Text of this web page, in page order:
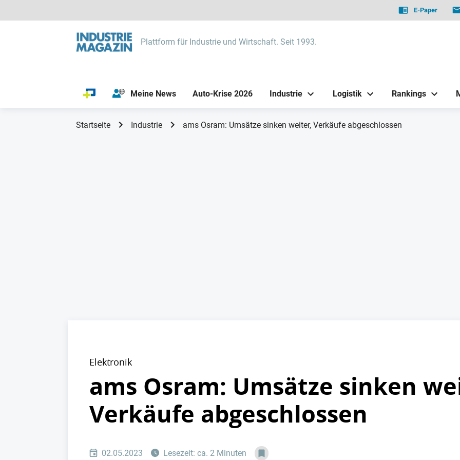
E-Paper
Plattform für Industrie und Wirtschaft. Seit 1993.
Meine News Auto-Krise 2026 Industrie Logistik Rankings
Startseite Industrie ams Osram: Umsätze sinken weiter, Verkäufe abgeschlossen
Elektronik
ams Osram: Umsätze sinken
Verkäufe abgeschlossen
02.05.2023 Lesezeit: ca. 2 Minuten